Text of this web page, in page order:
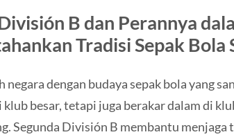
B dan Perannya
Tradisi Sepak Bola
negara dengan budaya sepak bola yang
klub besar, tetapi juga berakar dalam di
Segunda División B membantu